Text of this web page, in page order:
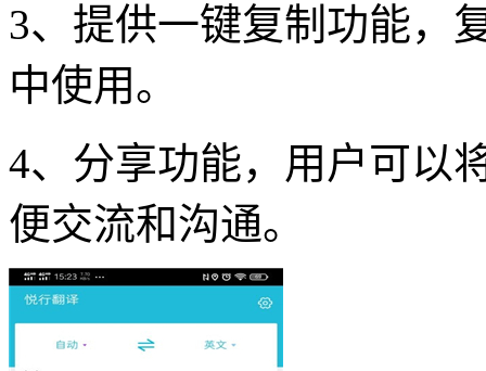
3、提供一键复制功能，
中使用。
4、分享功能，用户可以
便交流和沟通。